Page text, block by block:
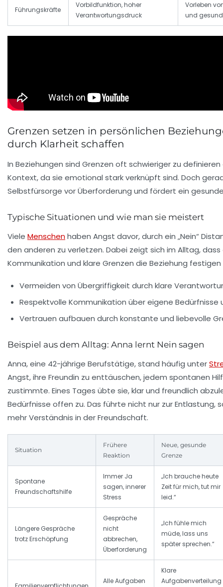
Führungskräfte
Vorbildfunktion, hoher
Verantwortungsdruck
Vorleben
und
Grenzen setzen in persönlichen
durch Klarheit schaffen
In Beziehungen sind Grenzen oft schwieriger zu
Kontext, da sie emotional stark verknüpft sind. Doch
Selbstfürsorge vor Überforderung und fördert ein
Typische Situationen und wie man sie meistert
Viele Menschenhaben Angst davor, durch ein „Nein“
den anderen zu verletzen. Dabei zeigt sich im Alltag, dass
Kommunikation und klare Grenzen die Beziehung festigen
Vermeiden von Übergriffigkeit durch klare
Respektvolle Kommunikation über eigene Bedürfnisse
Vertrauen aufbauen durch konstante und liebevolle
Beispiel aus dem Alltag: Anna lernt Nein sagen
Anna, eine 42-jährige Berufstätige, stand häufig unter
Angst, ihre Freundin zu enttäuschen, jedem spontanen
zustimmte. Eines Tages übte sie, klar und freundlich
Bedürfnisse offen zu. Das führte nicht nur zur Entlastung,
mehr Verständnis in der Freundschaft.
Situation
Frühere
Reaktion
Neue, gesunde
Grenze
Spontane
Freundschaftshilfe
Immer Ja
sagen, innerer
Stress
„Ich brauche heute
Zeit für mich, tut mir
leid.“
Längere Gespräche
trotz Erschöpfung
Gespräche
nicht
abbrechen,
Überforderung
„Ich fühle mich
müde, lass uns
später sprechen.“
Alle Aufgaben
Klare
Aufgabenverteilung